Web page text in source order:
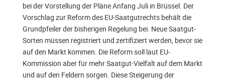
bei der Vorstellung der Pläne Anfang Juli in Brüssel. Der
Vorschlag zur Reform des EU-Saatgutrechts behält die
Grundpfeiler der bisherigen Regelung bei. Neue Saatgut-
Sorten müssen registriert und zertifiziert werden, bevor sie
auf den Markt kommen. Die Reform soll laut EU-
Kommission aber für mehr Saatgut-Vielfalt auf dem Markt
und auf den Feldern sorgen. Diese Steigerung der